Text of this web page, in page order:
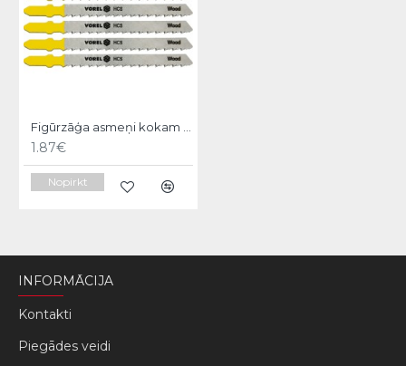
Figūrzāģa asmeņi kokam 5gb.,6TPI Vorel
1.87€
Nopirkt
INFORMĀCIJA
Kontakti
Piegādes veidi